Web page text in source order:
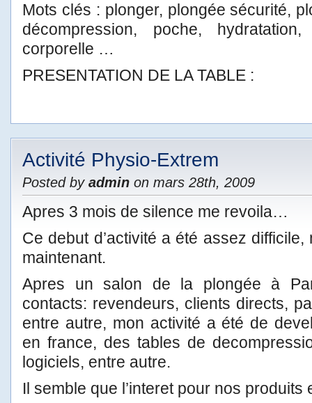
Mots clés : plonger, plongée sécurité,
décompression, poche,
corporelle …
PRESENTATION DE LA TABLE :
Activité Physio-Extrem
Posted by admin on mars 28th, 2009
Apres 3 mois de silence me revoila…
Ce debut d’activité a été assez
maintenant.
Apres un salon de la plongée à
contacts: revendeurs, clients directs,
entre autre, mon activité a été de
en france, des tables de
logiciels, entre autre.
Il semble que l’interet pour nos